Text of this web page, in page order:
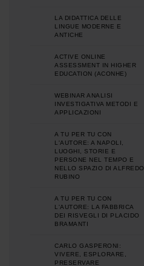
LA DIDATTICA DELLE
LINGUE MODERNE E
ANTICHE
ACTIVE ONLINE
ASSESSMENT IN HIGHER
EDUCATION (ACONHE)
WEBINAR ANALISI
INVESTIGATIVA METODI E
APPLICAZIONI
A TU PER TU CON
L'AUTORE: A NAPOLI,
LUOGHI, STORIE E
PERSONE NEL TEMPO E
NELLO SPAZIO DI ALFREDO
RUBINO
A TU PER TU CON
L'AUTORE: LA FABBRICA
DEI RISVEGLI DI PLACIDO
BRAMANTI
CARLO GASPERONI:
VIVERE, ESPLORARE,
PRESERVARE